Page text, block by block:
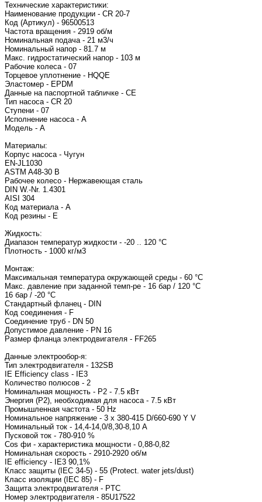
Технические характеристики:
Наименование продукции - CR 20-7
Код (Артикул) - 96500513
Частота вращения - 2919 об/м
Номинальная подача - 21 м3/ч
Номинальный напор - 81.7 м
Макс. гидростатический напор - 103 м
Рабочие колеса - 07
Торцевое уплотнение - HQQE
Эластомер - EPDM
Данные на паспортной табличке - CE
Тип насоса - CR 20
Ступени - 07
Исполнение насоса - A
Модель - A
Материалы:
Корпус насоса - Чугун
EN-JL1030
ASTM A48-30 B
Рабочее колесо - Нержавеющая сталь
DIN W.-Nr. 1.4301
AISI 304
Код материала - A
Код резины - E
Жидкость:
Диапазон температур жидкости - -20 .. 120 °C
Плотность - 1000 кг/м3
Монтаж:
Максимальная температура окружающей среды - 60 °C
Макс. давление при заданной темп-ре - 16 бар / 120 °C
16 бар / -20 °C
Стандартный фланец - DIN
Код соединения - F
Соединение труб - DN 50
Допустимое давление - PN 16
Размер фланца электродвигателя -
Данные электрообор-я:
Тип электродвигателя
IE Efficiency class - IE3
Количество полюсов - 2
Номинальная мощность - P2 - 7.5 кВт
Энергия (Р2), необходимая для насоса - 7.5 кВт
Промышленная частота - 50 Hz
Номинальное напряжение - 3 x 380-415 D/660-690 Y V
Номинальный ток - 14,4-
Пусковой ток - 780-910 %
Cos фи - характеристика
Номинальная скорость - 2910-
IE efficiency -
Класс защиты (IEC 34-5) - 55 (Protect. water jets/dust)
Класс изоляции (IEC 85) - F
Защита электродвигателя - PTC
Номер электродвигателя -